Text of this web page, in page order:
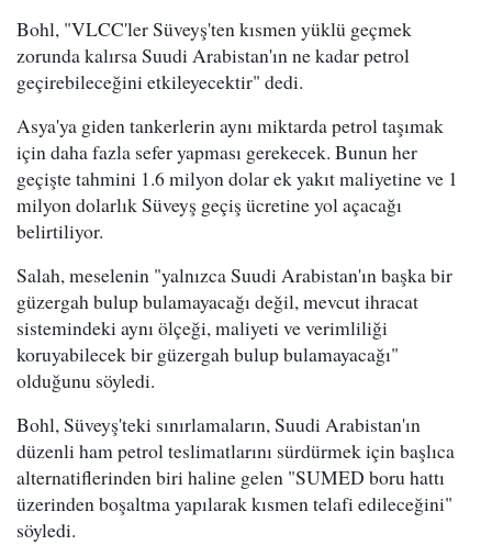
Bohl, "VLCC'ler Süveyş'ten kısmen yüklü geçmek
zorunda kalırsa Suudi Arabistan'ın ne kadar petrol
geçirebileceğini etkileyecektir" dedi.
Asya'ya giden tankerlerin aynı miktarda petrol taşımak
için daha fazla sefer yapması gerekecek. Bunun her
geçişte tahmini 1.6 milyon dolar ek yakıt maliyetine ve 1
milyon dolarlık Süveyş geçiş ücretine yol açacağı
belirtiliyor.
Salah, meselenin "yalnızca Suudi Arabistan'ın başka bir
güzergah bulup bulamayacağı değil, mevcut ihracat
sistemindeki aynı ölçeği, maliyeti ve verimliliği
koruyabilecek bir güzergah bulup bulamayacağı"
olduğunu söyledi.
Bohl, Süveyş'teki sınırlamaların, Suudi Arabistan'ın
düzenli ham petrol teslimatlarını sürdürmek için başlıca
alternatiflerinden biri haline gelen "SUMED boru hattı
üzerinden boşaltma yapılarak kısmen telafi edileceğini"
söyledi.